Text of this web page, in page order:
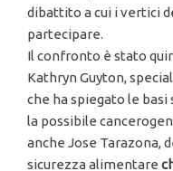
dibattito a cui i vertici
partecipare.
Il confronto è stato
Kathryn Guyton,
che ha spiegato le basi
la possibile
anche Jose Tarazona,
sicurezza alimentare